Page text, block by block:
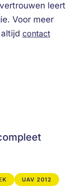
leert
Voor meer
contact
UAV 2012